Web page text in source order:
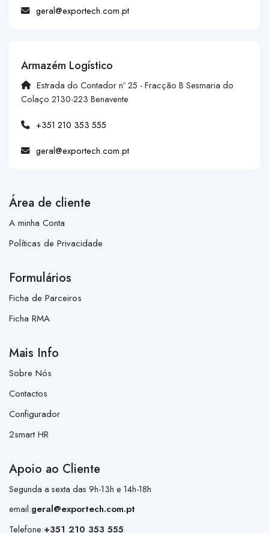
geral@exportech.com.pt
Armazém Logístico
Estrada do Contador nº 25 - Fracção B Sesmaria do
Colaço 2130-223 Benavente
+351 210 353 555
geral@exportech.com.pt
Área de cliente
A minha Conta
Políticas de Privacidade
Formulários
Ficha de Parceiros
Ficha RMA
Mais Info
Sobre Nós
Contactos
Configurador
2smart HR
Apoio ao Cliente
Segunda a sexta das 9h-13h e 14h-18h
email:geral@exportech.com.pt
Telefone:+351 210 353 555